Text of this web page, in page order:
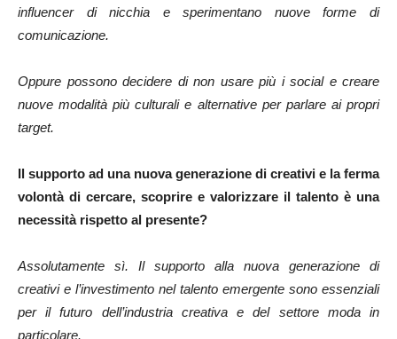
influencer di nicchia e sperimentano nuove forme di
comunicazione.
Oppure possono decidere di non usare più i social e creare
nuove modalità più culturali e alternative per parlare ai propri
target.
Il supporto ad una nuova generazione di creativi e la ferma
volontà di cercare, scoprire e valorizzare il talento è una
necessità rispetto al presente?
Assolutamente sì. Il supporto alla nuova generazione di
creativi e l’investimento nel talento emergente sono essenziali
per il futuro dell’industria creativa e del settore moda in
particolare.